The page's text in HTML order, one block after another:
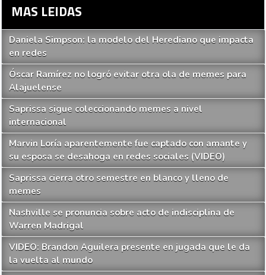
MAS LEIDAS
Daniela Simpson: la modelo del Herediano que impacta
en redes
Óscar Ramírez no logró evitar otra ola de memes para
Alajuelense
Saprissa sigue coleccionando memes a nivel
internacional
Marvin Loría aparentemente fue captado con amante y
su esposa se desahoga en redes sociales (VIDEO)
Saprissa cierra otro semestre en blanco y lleno de
memes
Nashville se pronuncia sobre acto de indisciplina de
Warren Madrigal
VIDEO: Brandon Aguilera presente en jugada que le da
la vuelta al mundo